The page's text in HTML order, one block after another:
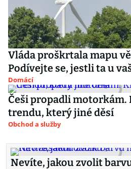
Vláda proškrtala mapu
Podívejte se, jestli ta u
Domácí
Češi propadli motorkám.
trendu, který jiné děsí
Obchod a služby
Nevíte, jakou zvolit